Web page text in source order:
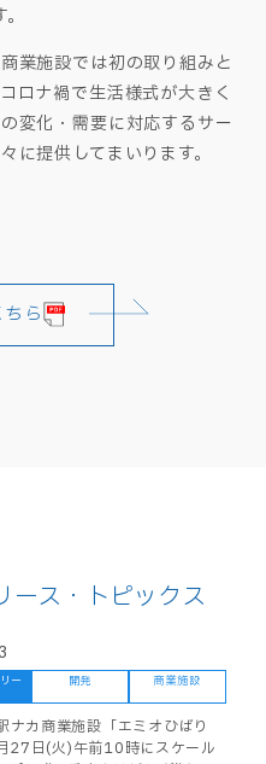
業施設では初の取り組みと
ロナ禍で生活様式が大きく
変化・需要に対応するサー
に提供してまいります。
ちら
ース・トピックス
ー 開発 商業施設
ナカ商業施設「エミオひばり
27日(火)午前10時にスケール